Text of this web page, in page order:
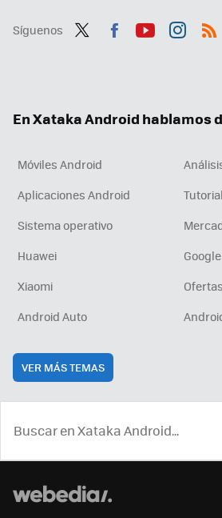
Síguenos
En Xataka Android hablamos
Móviles Android
Aplicaciones Android
Sistema operativo
Huawei
Google
Xiaomi
Ofertas
Android Auto
VER MÁS TEMAS